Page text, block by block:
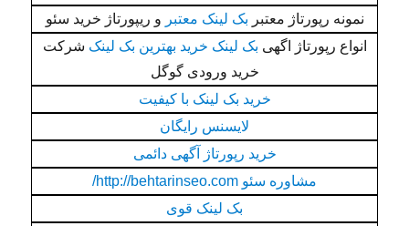
نمونه رپورتاژ معتبر بک لینک معتبر و ریپورتاژ خرید سئو
انواع رپورتاژ اگهی بک لینک خرید بهترین بک لینک شرکت
خرید ورودی گوگل
خرید بک لینک با کیفیت
لایسنس رایگان
خرید رپورتاژ آگهی دائمی
مشاوره سئو http://behtarinseo.com/
بک لینک قوی